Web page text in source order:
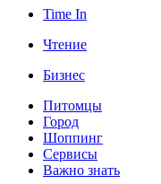
Time In
Чтение
Бизнес
Питомцы
Город
Шоппинг
Сервисы
Важно знать